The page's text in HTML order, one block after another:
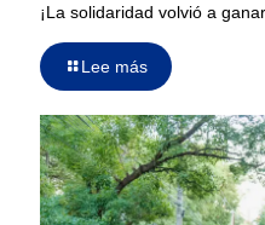
¡La solidaridad volvió a
Lee más